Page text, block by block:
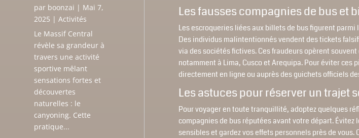
par boonzai | Mai 7,
2025 |Activités
Le Massif Central
révèle sa grandeur à
travers une activité
sportive mêlant
sensations fortes et
découvertes
naturelles : le
canyoning. Cette
pratique...
Les fausses compagnies de bus et
Les escroqueries liées aux billets de bus figurent
Des individus malintentionnés vendent des tickets
via des sociétés fictives. Ces fraudeurs opèrent
notamment à Lima, Cusco et Arequipa. Pour éviter ces
directement en ligne ou auprès des guichets officiels
Les astuces pour réserver un trajet
Pour voyager en toute tranquillité, adoptez quelques
compagnies de bus réputées avant votre départ. Évitez
sensibles et gardez vos effets personnels près de